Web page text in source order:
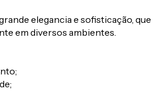
elegancia e sofisticação, que
em diversos ambientes.